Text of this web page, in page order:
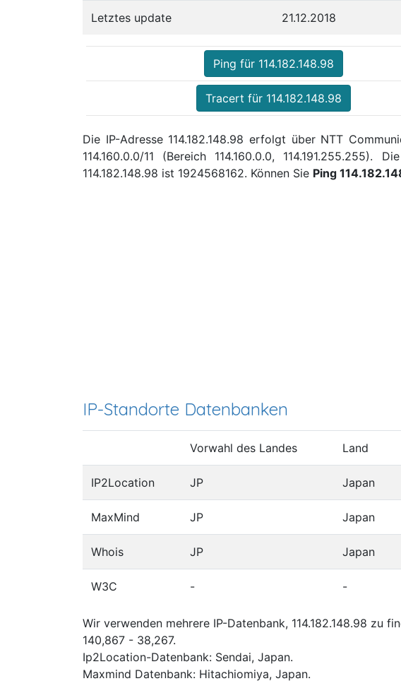
Letztes update 21.12.2018
Ping für 114.182.148.98
Tracert für 114.182.148.98
Die IP-Adresse 114.182.148.98 erfolgt über NTT
114.160.0.0/11 (Bereich 114.160.0.0,
114.182.148.98 ist 1924568162. Können Sie Ping
IP-Standorte Datenbanken
Vorwahl des Landes Land
IP2Location JP Japan
MaxMind JP Japan
Whois JP Japan
W3C - -
Wir verwenden mehrere IP-Datenbank, 114.182.148.98 zu
140,867 - 38,267.
Ip2Location-Datenbank: Sendai, Japan.
Maxmind Datenbank: Hitachiomiya, Japan.